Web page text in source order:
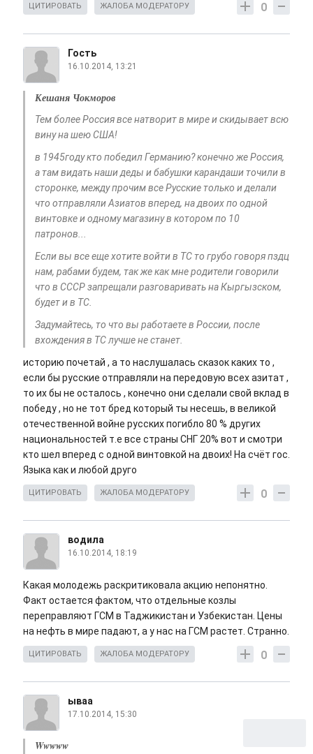
0
ЦИТИРОВАТЬ ЖАЛОБА МОДЕРАТОРУ
Гость
16.10.2014, 13:21
Кешаня Чокморов
Тем более Россия все натворит в мире и скидывает всю
вину на шею США!
в 1945году кто победил Германию? конечно же Россия,
а там видать наши деды и бабушки карандаши точили в
сторонке, между прочим все Русские только и делали
что отправляли Азиатов вперед, на двоих по одной
винтовке и одному магазину в котором по 10
патронов...
Если вы все еще хотите войти в ТС то грубо говоря пздц
нам, рабами будем, так же как мне родители говорили
что в СССР запрещали разговаривать на Кыргызском,
будет и в ТС.
Задумайтесь, то что вы работаете в России, после
вхождения в ТС лучше не станет.
историю почетай , а то наслушалась сказок каких то ,
если бы русские отправляли на передовую всех азитат ,
то их бы не осталось , конечно они сделали свой вклад в
победу , но не тот бред который ты несешь, в великой
отечественной войне русских погибло 80 % других
национальностей т.е все страны СНГ 20% вот и смотри
кто шел вперед с одной винтовкой на двоих! На счёт гос.
Языка как и любой друго
0
ЦИТИРОВАТЬ ЖАЛОБА МОДЕРАТОРУ
водила
16.10.2014, 18:19
Какая молодежь раскритиковала акцию непонятно.
Факт остается фактом, что отдельные козлы
переправляют ГСМ в Таджикистан и Узбекистан. Цены
на нефть в мире падают, а у нас на ГСМ растет. Странно.
0
ЦИТИРОВАТЬ ЖАЛОБА МОДЕРАТОРУ
ываа
17.10.2014, 15:30
Wwwww